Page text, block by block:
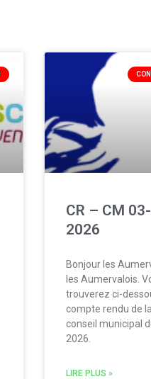
CR – CM
2026
Bonjour les
les Aumervalois.
trouverez ci-
compte rendu de
conseil municipal
2026.
LIRE PLUS »